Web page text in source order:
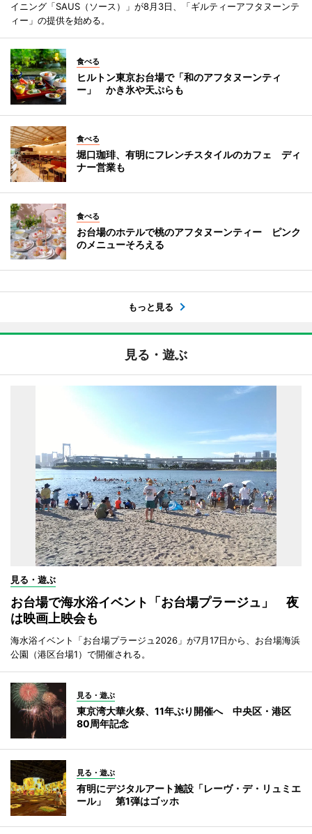
イニング「SAUS（ソース）」が8月3日、「ギルティーアフタヌーンテ
ィー」の提供を始める。
食べる
ヒルトン東京お台場で「和のアフタヌーンティ
ー」 かき氷や天ぷらも
食べる
堀口珈琲、有明にフレンチスタイルのカフェ ディ
ナー営業も
食べる
お台場のホテルで桃のアフタヌーンティー ピンク
のメニューそろえる
もっと見る
見る・遊ぶ
見る・遊ぶ
お台場で海水浴イベント「お台場プラージュ」 夜
は映画上映会も
海水浴イベント「お台場プラージュ2026」が7月17日から、お台場海浜
公園（港区台場1）で開催される。
見る・遊ぶ
東京湾大華火祭、11年ぶり開催へ 中央区・港区
80周年記念
見る・遊ぶ
有明にデジタルアート施設「レーヴ・デ・リュミエ
ール」 第1弾はゴッホ